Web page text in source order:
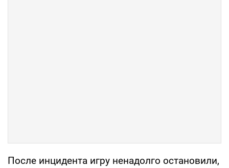
После инцидента игру ненадолго остановили,